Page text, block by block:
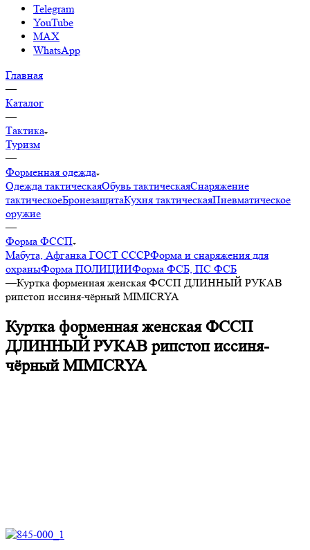
Telegram
YouTube
MAX
WhatsApp
Главная
—
Каталог
—
Тактика
Туризм
—
Форменная одежда
Одежда тактическаяОбувь тактическаяСнаряжение
тактическоеБронезащитаКухня тактическаяПневматическое
оружие
—
Форма ФССП
Мабута, Афганка ГОСТ СССРФорма и снаряжения для
охраныФорма ПОЛИЦИИФорма ФСБ, ПС ФСБ
—Куртка форменная женская ФССП ДЛИННЫЙ РУКАВ
рипстоп иссиня-чёрный MIMICRYA
Куртка форменная женская ФССП
ДЛИННЫЙ РУКАВ рипстоп иссиня-
чёрный MIMICRYA